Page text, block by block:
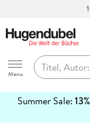
Hugendubel
Menu
Summer Sale:
erfahren